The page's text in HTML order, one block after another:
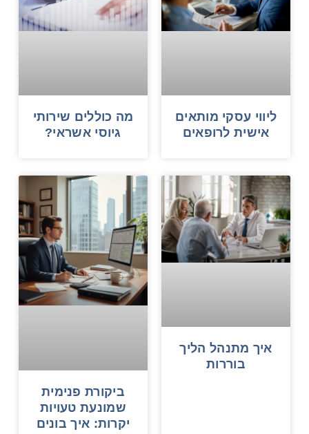
ליווי עסקי מותאים
אישית לרופאים
מה כוללים שירותי
גיוסי אשראי?
איך מתנהל הליך
בוררות
ביקורת פנימית
שמונעת טעויות
יקרות: איך בונים